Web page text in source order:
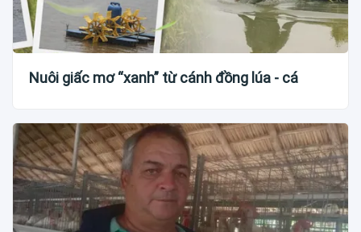
Nuôi giấc mơ “xanh” từ cánh đồng lúa - cá